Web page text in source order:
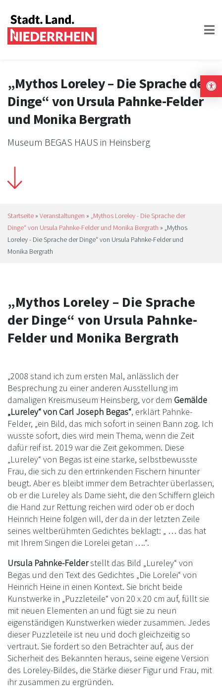
„Mythos Loreley – Die Sprache der
Dinge“ von Ursula Pahnke-Felder
und Monika Bergrath
Museum BEGAS HAUS in Heinsberg
Startseite » Veranstaltungen » „Mythos Loreley - Die Sprache der
Dinge“ von Ursula Pahnke-Felder und Monika Bergrath » „Mythos
Loreley - Die Sprache der Dinge“ von Ursula Pahnke-Felder und
Monika Bergrath
„Mythos Loreley – Die Sprache
der Dinge“ von Ursula Pahnke-
Felder und Monika Bergrath
„2008 stand ich zum ersten Mal, anlässlich der
Besprechung zu einer anderen Ausstellung im
damaligen Kreismuseum Heinsberg, vor dem Gemälde
„Lureley“ von Carl Joseph Begas“, erklärt Pahnke-
Felder, „ein Bild, das mich sofort in seinen Bann zog. Ich
wusste sofort, dies wird mein Thema, wenn die Zeit
dafür reif ist. 2019 war die Zeit gekommen. Diese
„Lureley“ von Begas ist eine starke, selbstbewusste
Frau, die sich zu den ertrinkenden Fischern hinunter
beugt. Aber es bleibt immer dem Betrachter überlassen,
ob er die Lureley als Dame sieht, die den Schiffern gleich
die Hand zur Rettung reichen wird oder ob er doch
Heinrich Heine folgen will, der da in der letzten Zeile
seines weltberühmten Gedichtes beklagt: „ … das hat
mit Ihrem Singen die Lorelei getan ….“.
Ursula Pahnke-Felderstellt das Bild „Lureley“ von
Begas und den Text des Gedichtes „Die Lorelei“ von
Heinrich Heine in einen Kontext. Sie bricht beide
Kunstwerke in „Puzzleteile“ von 20 x 20 cm auf, füllt sie
mit neuen Elementen an und fügt sie zu neun
eigenständigen Kunstwerken wieder zusammen. Jedes
dieser Puzzleteile ist neu und doch gleichzeitig so
vertraut. Sie fordert so den Betrachter auf, aus der
Sicherheit des Bekannten heraus, seine eigene Version
des Loreley-Bildes, die Stärke dieser Figur und Frau, mit
ihr zusammen zu ergründen.